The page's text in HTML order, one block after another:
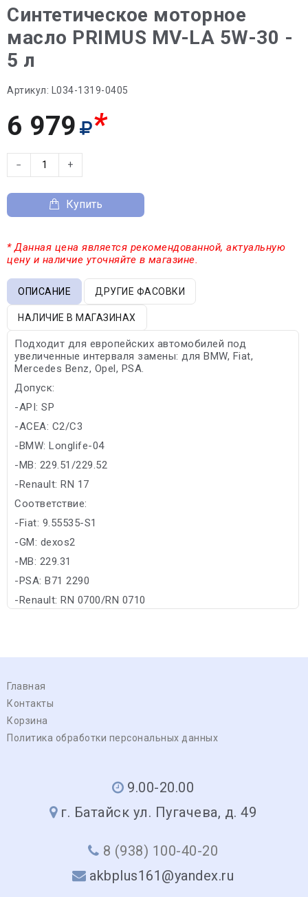
Синтетическое моторное
масло PRIMUS MV-LA 5W-30 -
5 л
Артикул: L034-1319-0405
6 979 *
− +
Купить
* Данная цена является рекомендованной, актуальную
цену и наличие уточняйте в магазине.
ОПИСАНИЕ ДРУГИЕ ФАСОВКИ
НАЛИЧИЕ В МАГАЗИНАХ
Подходит для европейских автомобилей под
увеличенные интерваля замены: для BMW, Fiat,
Mercedes Benz, Opel, PSA.
Допуск:
-API: SP
-ACEA: C2/C3
-BMW: Longlife-04
-MB: 229.51/229.52
-Renault: RN 17
Соответствие:
-Fiat: 9.55535-S1
-GM: dexos2
-MB: 229.31
-PSA: B71 2290
-Renault: RN 0700/RN 0710
Главная
Контакты
Корзина
Политика обработки персональных данных
9.00-20.00
г. Батайск ул. Пугачева, д. 49
8 (938) 100-40-20
akbplus161@yandex.ru